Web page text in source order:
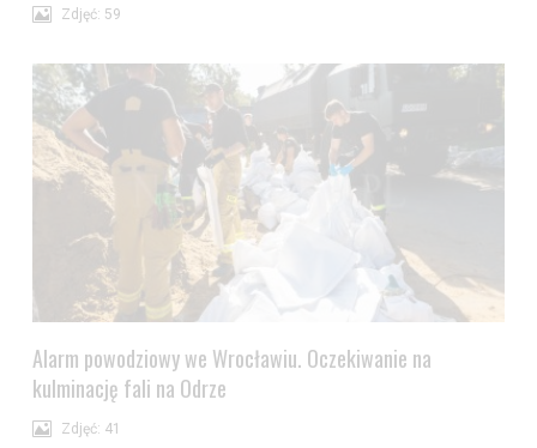
Zdjęć: 59
Alarm powodziowy we Wrocławiu. Oczekiwanie na
kulminację fali na Odrze
Zdjęć: 41